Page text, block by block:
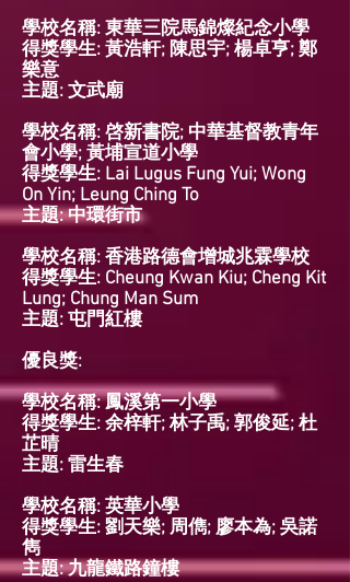
學校名稱: 東華三院馬錦燦紀念小學
得獎學生: 黃浩軒; 陳思宇; 楊卓亨; 鄭
樂意
主題: 文武廟
學校名稱: 啓新書院; 中華基督教青年
會小學; 黃埔宣道小學
得獎學生: Lai Lugus Fung Yui; Wong
On Yin; Leung Ching To
主題: 中環街市
學校名稱: 香港路德會增城兆霖學校
得獎學生: Cheung Kwan Kiu; Cheng Kit
Lung; Chung Man Sum
主題: 屯門紅樓
優良獎:
學校名稱: 鳳溪第一小學
得獎學生: 余梓軒; 林子禹; 郭俊延; 杜
芷晴
主題: 雷生春
學校名稱: 英華小學
得獎學生: 劉天樂; 周儁; 廖本為; 吳諾
雋
主題: 九龍鐵路鐘樓